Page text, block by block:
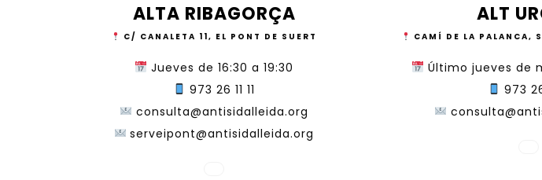
ALTA RIBAGORÇA
C/ CANALETA 11, EL PONT DE SUERT
Jueves de 16:30 a 19:30
973 26 11 11
consulta@antisidalleida.org
serveipont@antisidalleida.org
ALT
CAMÍ DE LA PALANCA,
Último jueves de
973 26